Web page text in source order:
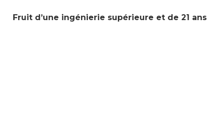
Fruit d’une ingénierie supérieure et de 21 ans